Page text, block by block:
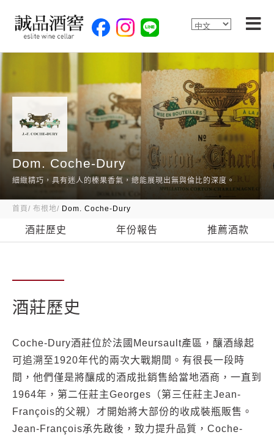
Dom. Coche-Dury
細緻精巧，具有迷人的榛果香氣，總能展現出無與倫比的深度。
首頁 布根地 Dom. Coche-Dury
酒莊歷史 年份報告 推薦酒款
酒莊歷史
Coche-Dury酒莊位於法國Meursault產區，釀酒緣起
可追溯至1920年代的兩次大戰期間。有很長一段時
間，他們僅是將釀成的酒成批銷售給當地酒商，一直到
1964年，第二任莊主Georges（第三任莊主Jean-
François的父親）才開始將大部份的收成裝瓶販售。
Jean-François承先啟後，致力提升品質，Coche-